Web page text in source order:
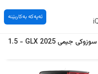
ئەپەکە بەکاربێنە
سوزوکی جیمی2025
GLX
-
1.5